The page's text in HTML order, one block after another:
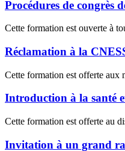
Procédures de congrès
Cette formation est ouverte à
Réclamation à la
Cette formation est offerte aux
Introduction à la santé
Cette formation est offerte au
Invitation à un grand